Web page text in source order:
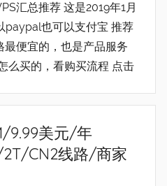
汇总推荐 这是2019年1月
paypal也可以支付宝 推荐
便宜的，也是产品服务
么买的，看购买流程 点击
9.99美元/年
CN2线路/商家